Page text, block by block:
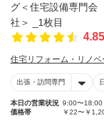
4.85
住宅リフォーム・リノベ
出張・訪問専門
本日の営業状況 9:00〜18:00
価格帯
￥22〜￥